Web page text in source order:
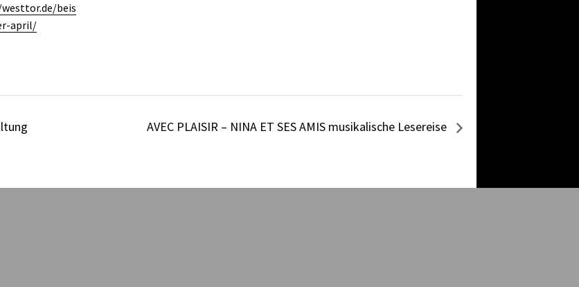
beis
april/
AVEC PLAISIR – NINA ET SES AMIS musikalische Lesereise